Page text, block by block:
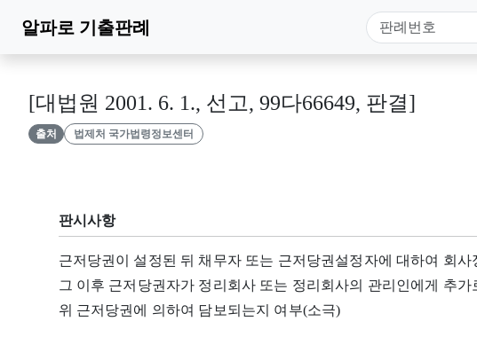
알파로 기출판례
[대법원 2001. 6. 1., 선고, 99다66649, 판결]
출처 법제처 국가법령정보센터
판시사항
근저당권이 설정된 뒤 채무자 또는 근저당권설정자에 대하여 회
그 이후 근저당권자가 정리회사 또는 정리회사의 관리인에게 추가
위 근저당권에 의하여 담보되는지 여부(소극)